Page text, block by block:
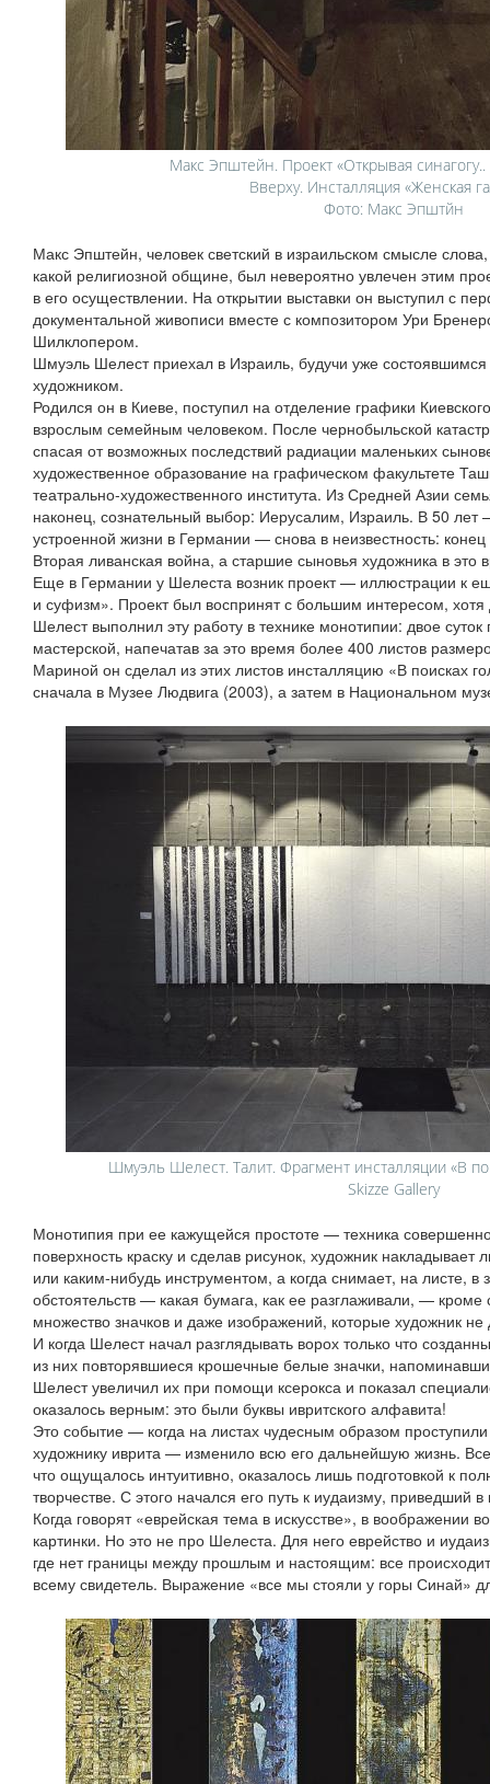
Макс Эпштейн. Проект «Открывая
Вверху. Инсталляция «Женская
Фото: Макс Эпштйн
Макс Эпштейн, человек светский в израильском смысле
какой религиозной общине, был невероятно увлечен этим
в его осуществлении. На открытии выставки он выступил с
документальной живописи вместе с композитором Ури
Шилклопером.
Шмуэль Шелест приехал в Израиль, будучи уже состоявшимся
художником.
Родился он в Киеве, поступил на отделение графики
взрослым семейным человеком. После чернобыльской
спасая от возможных последствий радиации маленьких
художественное образование на графическом факультете
театрально‑художественного института. Из Средней Азии
наконец, сознательный выбор: Иерусалим, Израиль. В 50 лет
устроенной жизни в Германии — снова в неизвестность:
Вторая ливанская война, а старшие сыновья художника в
Еще в Германии у Шелеста возник проект — иллюстрации к
и суфизм». Проект был воспринят с большим интересом,
Шелест выполнил эту работу в технике монотипии: двое суток
мастерской, напечатав за это время более 400 листов
Мариной он сделал из этих листов инсталляцию «В поисках
сначала в Музее Людвига (2003), а затем в Национальном
Шмуэль Шелест. Талит. Фрагмент инсталляции «В
Skizze Gallery
Монотипия при ее кажущейся простоте — техника
поверхность краску и сделав рисунок, художник накладывает
или каким‑нибудь инструментом, а когда снимает, на листе, в
обстоятельств — какая бумага, как ее разглаживали, — кроме
множество значков и даже изображений, которые художник не
И когда Шелест начал разглядывать ворох только что
из них повторявшиеся крошечные белые значки,
Шелест увеличил их при помощи ксерокса и показал
оказалось верным: это были буквы ивритского алфавита!
Это событие — когда на листах чудесным образом
художнику иврита — изменило всю его дальнейшую жизнь.
что ощущалось интуитивно, оказалось лишь подготовкой к
творчестве. С этого начался его путь к иудаизму, приведший
Когда говорят «еврейская тема в искусстве», в воображении
картинки. Но это не про Шелеста. Для него еврейство и
где нет границы между прошлым и настоящим: все
всему свидетель. Выражение «все мы стояли у горы Синай»